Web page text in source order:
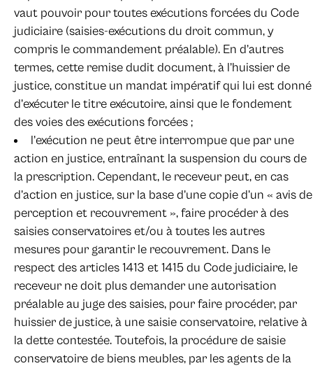
vaut pouvoir pour toutes exécutions forcées du Code
judiciaire (saisies-exécutions du droit commun, y
compris le commandement préalable). En d’autres
termes, cette remise dudit document, à l’huissier de
justice, constitue un mandat impératif qui lui est donné
d’exécuter le titre exécutoire, ainsi que le fondement
des voies des exécutions forcées ;
l’exécution ne peut être interrompue que par une
action en justice, entraînant la suspension du cours de
la prescription. Cependant, le receveur peut, en cas
d’action en justice, sur la base d’une copie d’un « avis de
perception et recouvrement », faire procéder à des
saisies conservatoires et/ou à toutes les autres
mesures pour garantir le recouvrement. Dans le
respect des articles 1413 et 1415 du Code judiciaire, le
receveur ne doit plus demander une autorisation
préalable au juge des saisies, pour faire procéder, par
huissier de justice, à une saisie conservatoire, relative à
la dette contestée. Toutefois, la procédure de saisie
conservatoire de biens meubles, par les agents de la